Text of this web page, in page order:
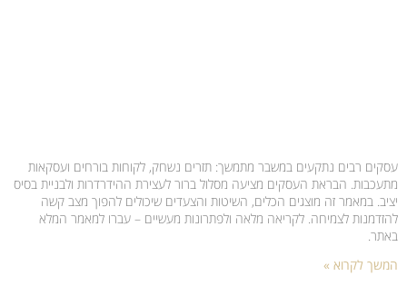
עסקים רבים נתקעים במשבר מתמשך: תזרים נשחק, לקוחות בורחים ועסקאות
מתעכבות. הבראת העסקים מציעה מסלול ברור לעצירת ההידרדרות ולבניית בסיס
יציב. במאמר זה מוצגים הכלים, השיטות והצעדים שיכולים להפוך מצב קשה
להזדמנות לצמיחה. לקריאה מלאה ולפתרונות מעשיים – עברו למאמר המלא
באתר.
המשך לקרוא »